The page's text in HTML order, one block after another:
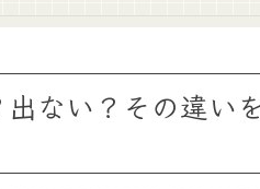
ない？その違い